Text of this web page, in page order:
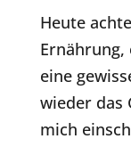
Heute
eine
wieder das
mich